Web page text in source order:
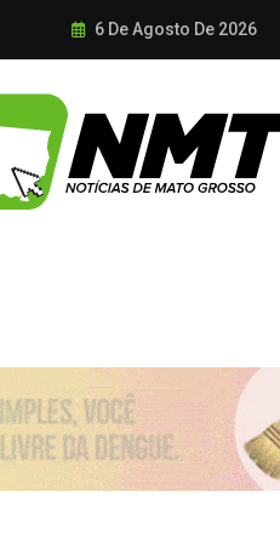
6 De Agosto De 2026